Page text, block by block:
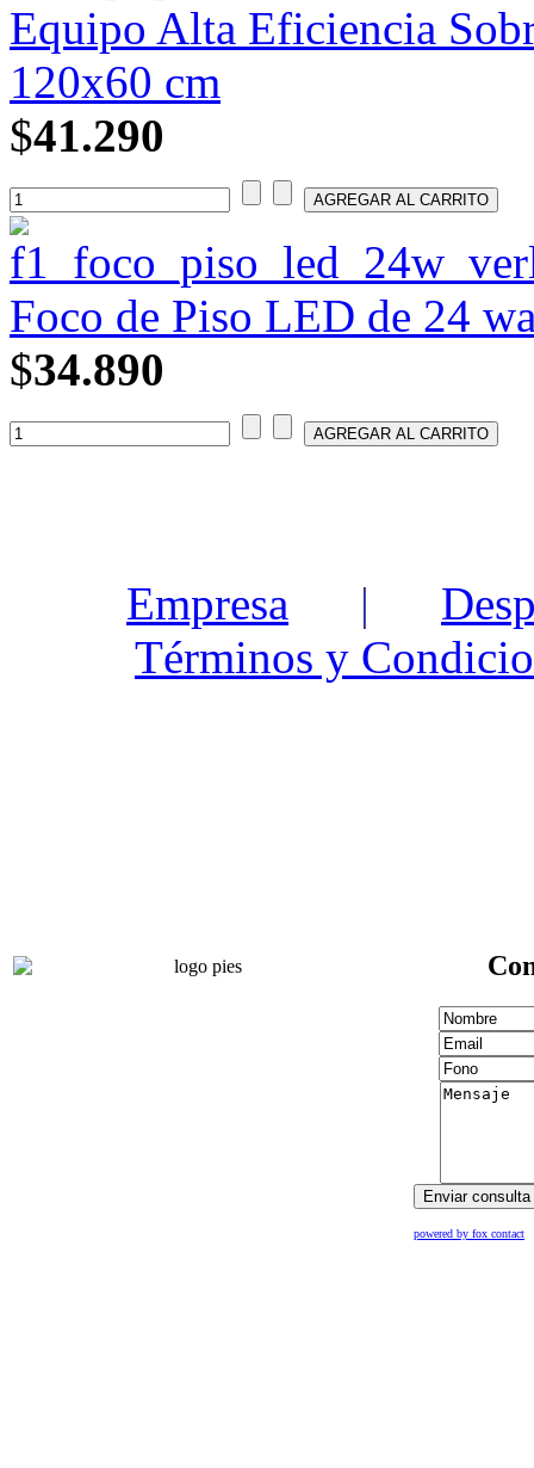
Equipo Alta Eficiencia
120x60 cm
$41.290
Foco de Piso LED de 24
$34.890
Empresa |
Términos y
powered by fox contact